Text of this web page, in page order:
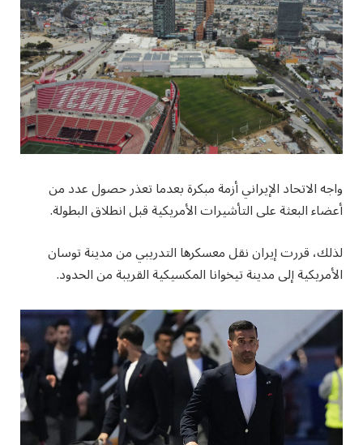
واجه الاتحاد الإيراني أزمة مبكرة بعدما تعذر حصول عدد من
أعضاء البعثة على التأشيرات الأمريكية قبل انطلاق البطولة.
لذلك، قررت إيران نقل معسكرها التدريبي من مدينة توسان
الأمريكية إلى مدينة تيخوانا المكسيكية القريبة من الحدود.